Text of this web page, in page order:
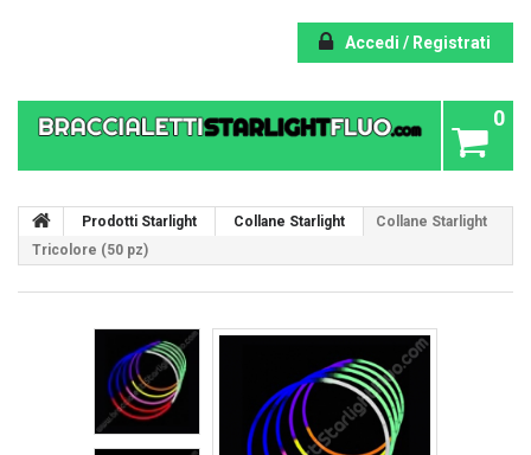
Accedi / Registrati
0
Prodotti Starlight Collane Starlight
Collane Starlight
Tricolore (50 pz)